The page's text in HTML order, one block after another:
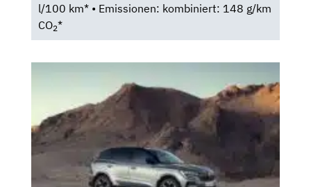
l/100 km* • Emissionen: kombiniert: 148 g/km
CO2*